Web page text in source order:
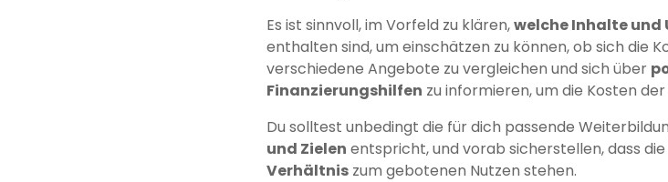
Es ist sinnvoll, im Vorfeld zu klären,welche Inhalte
enthalten sind, um einschätzen zu können, ob sich die
verschiedene Angebote zu vergleichen und sich über
Finanzierungshilfen zu informieren, um die Kosten
Du solltest unbedingt die für dich passende
und Zielen entspricht, und vorab sicherstellen, dass
Verhältnis zum gebotenen Nutzen stehen.